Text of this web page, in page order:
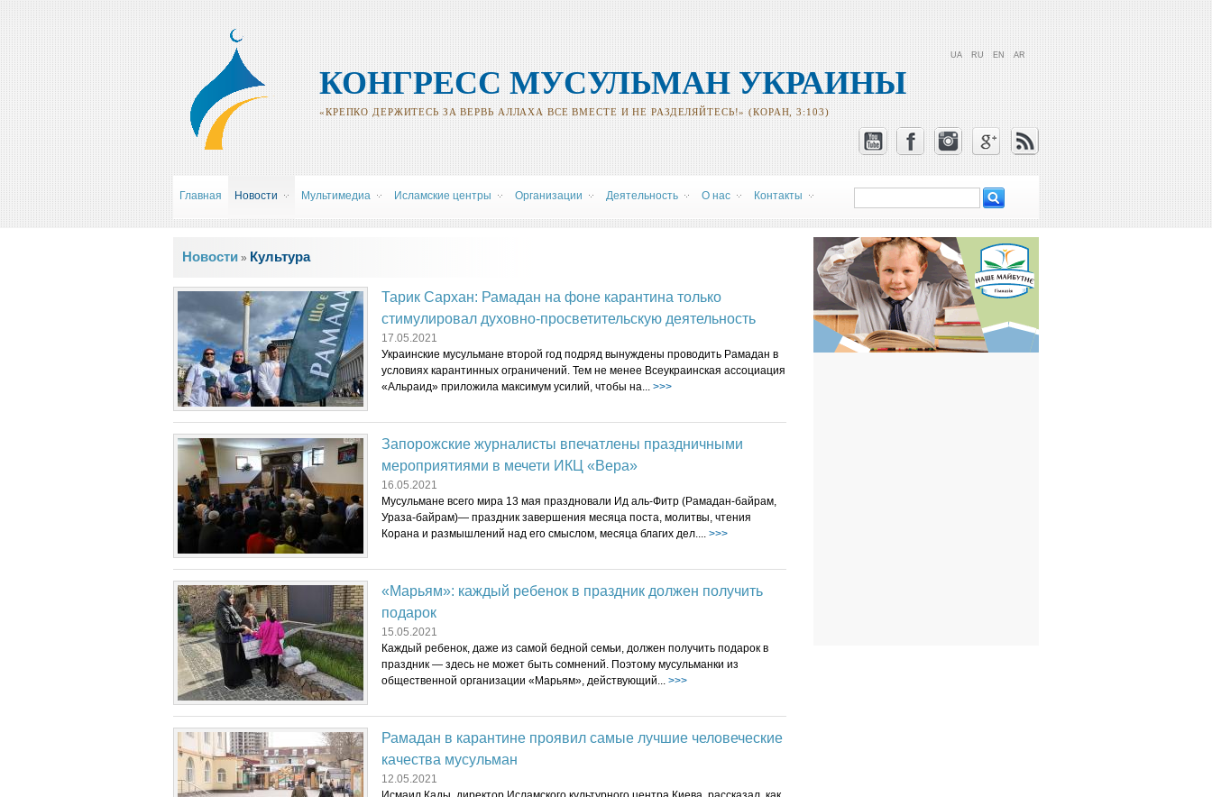
КОНГРЕСС МУСУЛЬМАН УКРАИНЫ
«КРЕПКО ДЕРЖИТЕСЬ ЗА ВЕРВЬ АЛЛАХА ВСЕ ВМЕСТЕ И НЕ РАЗДЕЛЯЙТЕСЬ!» (КОРАН, 3:103)
UA RU EN AR
Главная Новости Мультимедиа Исламские центры Oрганизации Деятельность О нас Контакты Форма поиска
Вы здесь
Новости » Культура
Тарик Сархан: Рамадан на фоне карантина только
стимулировал духовно-просветительскую деятельность
17.05.2021
Украинские мусульмане второй год подряд вынуждены проводить Рамадан в
условиях карантинных ограничений. Тем не менее Всеукраинская ассоциация
«Альраид» приложила максимум усилий, чтобы на... >>>
Запорожские журналисты впечатлены праздничными
мероприятиями в мечети ИКЦ «Вера»
16.05.2021
Мусульмане всего мира 13 мая праздновали Ид аль-Фитр (Рамадан-байрам,
Ураза-байрам)— праздник завершения месяца поста, молитвы, чтения
Корана и размышлений над его смыслом, месяца благих дел.... >>>
«Марьям»: каждый ребенок в праздник должен получить
подарок
15.05.2021
Каждый ребенок, даже из самой бедной семьи, должен получить подарок в
праздник — здесь не может быть сомнений. Поэтому мусульманки из
общественной организации «Марьям», действующий... >>>
Рамадан в карантине проявил самые лучшие человеческие
качества мусульман
12.05.2021